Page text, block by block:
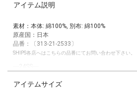
アイテム説明
素材：本体: 綿100%, 別布: 綿100%
原産国：日本
品番：〔313-21-2533〕
SHIPS各店へはこちらの品番にてお問い合わせ下さい。
▼シリーズもございます。
アイテムサイズ